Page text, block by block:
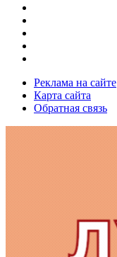
Реклама на сайте
Карта сайта
Обратная связь